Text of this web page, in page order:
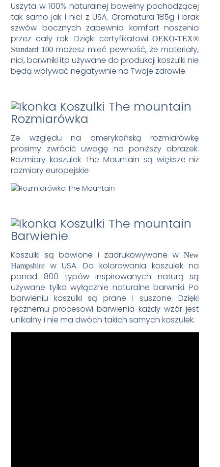
Uszyta w 100% naturalnej bawełny pochodzącej
tak samo jak i nici z USA. Gramatura 185g i brak
szwów bocznych zapewnia komfort noszenia
przez cały rok. Dzięki certyfikatowiOEKO-TEX®
Standard 100możesz mieć pewność, że materiały,
nici, barwniki itp używane do produkcji koszulki nie
będą wpływać negatywnie na Twoje zdrowie.
Rozmiarówka
Ze względu na amerykańską rozmiarówkę
prosimy zwrócić uwagę na poniższy obrazek.
Rozmiary koszulek The Mountain są większe niż
rozmiary europejskie
Barwienie
Koszulki są bawione i zadrukowywane wNew
Hampshire
w USA. Do kolorowania koszulek na
ponad 800 typów inspirowanych naturą są
używane tylko wyłącznie naturalne barwniki. Po
barwieniu koszulki są prane i suszone. Dzięki
ręcznemu procesowi barwienia każdy wzór jest
unikalny i nie ma dwóch takich samych koszulek.